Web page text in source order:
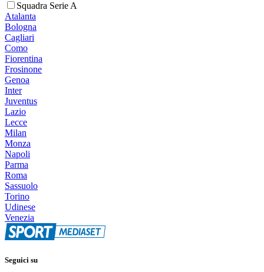
Squadra Serie A
Atalanta
Bologna
Cagliari
Como
Fiorentina
Frosinone
Genoa
Inter
Juventus
Lazio
Lecce
Milan
Monza
Napoli
Parma
Roma
Sassuolo
Torino
Udinese
Venezia
Seguici su